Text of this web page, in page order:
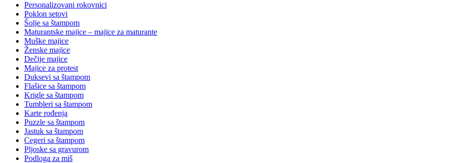
Personalizovani rokovnici
Poklon setovi
Šolje sa štampom
Maturantske majice – majice za maturante
Muške majice
Ženske majice
Dečije majice
Majice za protest
Duksevi sa štampom
Flašice sa štampom
Krigle sa štampom
Tumbleri sa štampom
Karte rođenja
Puzzle sa štampom
Jastuk sa štampom
Cegeri sa štampom
Pljoske sa gravurom
Podloga za miš